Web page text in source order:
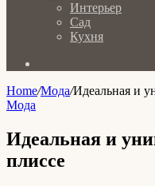
Интерьер
Сад
Кухня
Home/Мода/Идеальная и
Мода
Идеальная и
плиссе